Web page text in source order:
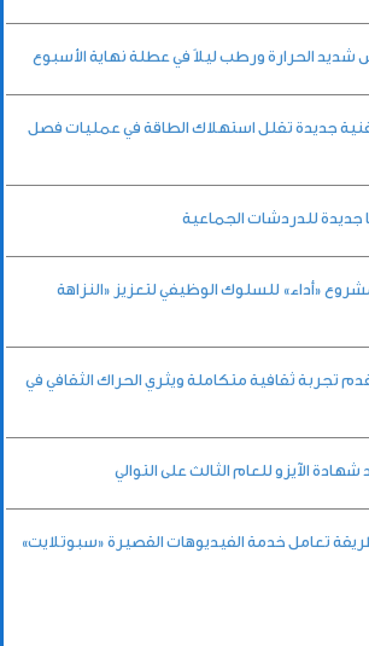
شديد الحرارة ورطب ليلاً في عطلة نهاية الأسبوع
جديدة تقلل استهلاك الطاقة في عمليات فصل
جديدة للدردشات الجماعية
«أداء» للسلوك الوظيفي لتعزيز «النزاهة
تجربة ثقافية متكاملة ويثري الحراك الثقافي في
شهادة الآيزو للعام الثالث على التوالي
تعامل خدمة الفيديوهات القصيرة «سبوتلايت»